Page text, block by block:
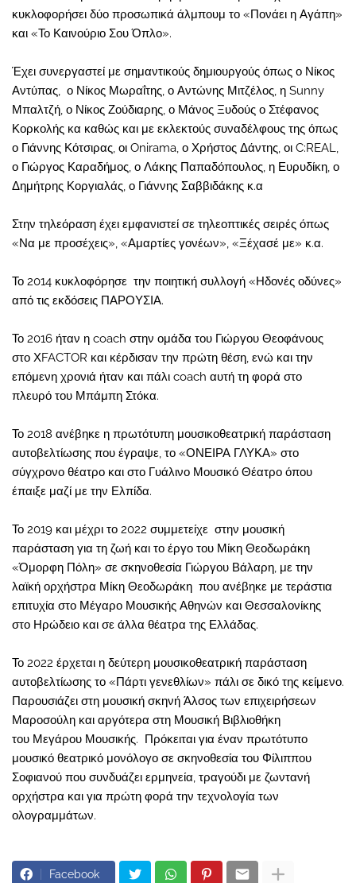
κυκλοφορήσει δύο προσωπικά άλμπουμ το «Πονάει η Αγάπη»
και «Το Καινούριο Σου Όπλο».
Έχει συνεργαστεί με σημαντικούς δημιουργούς όπως ο Νίκος
Αντύπας, ο Νίκος Μωραΐτης, ο Αντώνης Μιτζέλος, η Sunny
Μπαλτζή, ο Νίκος Ζούδιαρης, ο Μάνος Ξυδούς ο Στέφανος
Κορκολής κα καθώς και με εκλεκτούς συναδέλφους της όπως
ο Γιάννης Κότσιρας, οι Onirama, ο Χρήστος Δάντης, οι C:REAL,
ο Γιώργος Καραδήμος, ο Λάκης Παπαδόπουλος, η Ευρυδίκη, ο
Δημήτρης Κοργιαλάς, ο Γιάννης Σαββιδάκης κ.α
Στην τηλεόραση έχει εμφανιστεί σε τηλεοπτικές σειρές όπως
«Να με προσέχεις», «Αμαρτίες γονέων», «Ξέχασέ με» κ.α.
Το 2014 κυκλοφόρησε την ποιητική συλλογή «Ηδονές οδύνες»
από τις εκδόσεις ΠΑΡΟΥΣΙΑ.
Το 2016 ήταν η coach στην ομάδα του Γιώργου Θεοφάνους
στο ΧFACTOR και κέρδισαν την πρώτη θέση, ενώ και την
επόμενη χρονιά ήταν και πάλι coach αυτή τη φορά στο
πλευρό του Μπάμπη Στόκα.
Το 2018 ανέβηκε η πρωτότυπη μουσικοθεατρική παράσταση
αυτοβελτίωσης που έγραψε, το «ΟΝΕΙΡΑ ΓΛΥΚΑ» στο
σύγχρονο θέατρο και στο Γυάλινο Μουσικό Θέατρο όπου
έπαιξε μαζί με την Ελπίδα.
Το 2019 και μέχρι το 2022 συμμετείχε στην μουσική
παράσταση για τη ζωή και το έργο του Μίκη Θεοδωράκη
«Όμορφη Πόλη» σε σκηνοθεσία Γιώργου Βάλαρη, με την
λαϊκή ορχήστρα Μίκη Θεοδωράκη που ανέβηκε με τεράστια
επιτυχία στο Μέγαρο Μουσικής Αθηνών και Θεσσαλονίκης
στο Ηρώδειο και σε άλλα θέατρα της Ελλάδας.
Το 2022 έρχεται η δεύτερη μουσικοθεατρική παράσταση
αυτοβελτίωσης το «Πάρτι γενεθλίων» πάλι σε δικό της κείμενο.
Παρουσιάζει στη μουσική σκηνή Άλσος των επιχειρήσεων
Μαροσούλη και αργότερα στη Μουσική Βιβλιοθήκη
του Μεγάρου Μουσικής. Πρόκειται για έναν πρωτότυπο
μουσικό θεατρικό μονόλογο σε σκηνοθεσία του Φίλιππου
Σοφιανού που συνδυάζει ερμηνεία, τραγούδι με ζωντανή
ορχήστρα και για πρώτη φορά την τεχνολογία των
ολογραμμάτων.
Facebook